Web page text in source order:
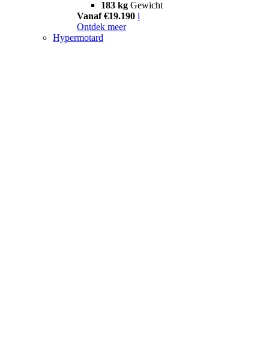
183 kg Gewicht
Vanaf €19.190 i
Ontdek meer
Hypermotard